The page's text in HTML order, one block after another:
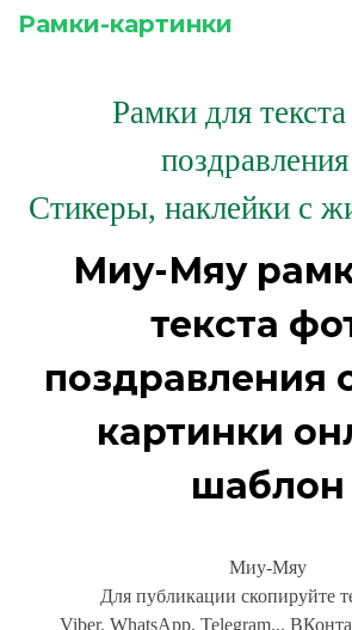
Рамки-картинки
Рамки для
поздравления
Стикеры, наклейки с
Миу-Мяу
текста
поздравления
картинки
шаблон
Миу-Мяу
Для публикации скопируйте
Viber, WhatsApp, Telegram...